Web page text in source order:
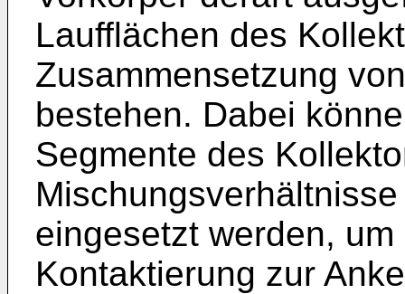
Laufflächen des
Zusammensetzung
bestehen. Dabei
Segmente des
eingesetzt werden,
Kontaktierung zur